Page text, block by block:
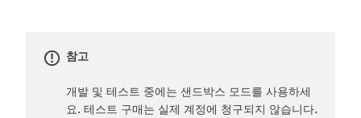
참고
개발 및 테스트 중에는 샌드박스 모드를 사용하세
요. 테스트 구매는 실제 계정에 청구되지 않습니다.